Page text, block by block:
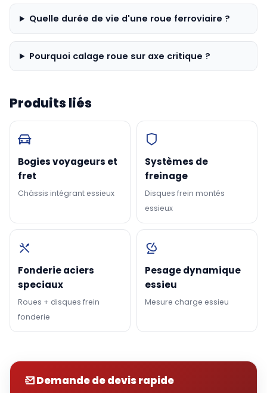
Quelle durée de vie d'une roue ferroviaire ?
Pourquoi calage roue sur axe critique ?
Produits liés
Bogies voyageurs et
fret
Châssis intégrant essieux
Systèmes de
freinage
Disques frein montés
essieux
Fonderie aciers
speciaux
Roues + disques frein
fonderie
Pesage dynamique
essieu
Mesure charge essieu
Demande de devis rapide